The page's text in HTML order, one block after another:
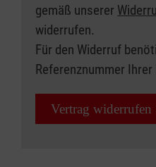
gemäß unserer
widerrufen.
Für den Widerruf
Referenznummer Ihrer
Vertrag widerrufen